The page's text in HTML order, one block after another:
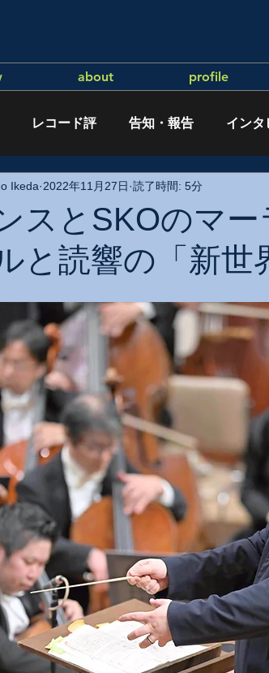
about profile
レコード評 告知・報告 インタ
スとSKOのマ
と読響の「新世
Ikeda 2022年11月27日 読了時間: 5分